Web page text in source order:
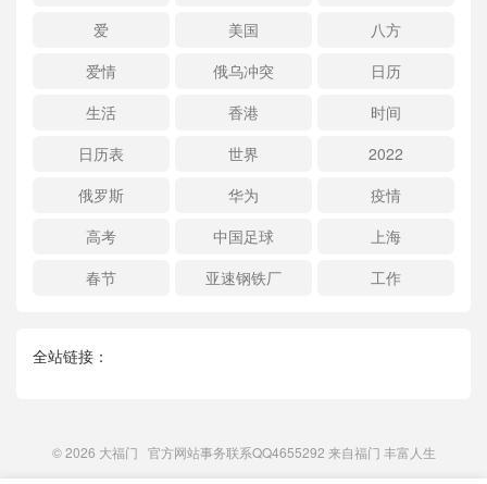
爱
美国
八方
爱情
俄乌冲突
日历
生活
香港
时间
日历表
世界
2022
俄罗斯
华为
疫情
高考
中国足球
上海
春节
亚速钢铁厂 工作
全站链接：
© 2026 大福门 官方网站事务联系QQ4655292 来自福门 丰富人生